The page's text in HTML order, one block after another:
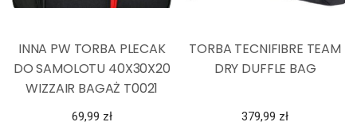
INNA PW TORBA PLECAK
DO SAMOLOTU 40X30X20
WIZZAIR BAGAŻ T0021
69,99 zł
TORBA TECNIFIBRE TEAM
DRY DUFFLE BAG
379,99 zł